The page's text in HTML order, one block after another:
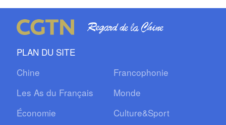
PLAN DU SITE
Chine
Francophonie
Les As du Français
Monde
Économie
Culture&Sport